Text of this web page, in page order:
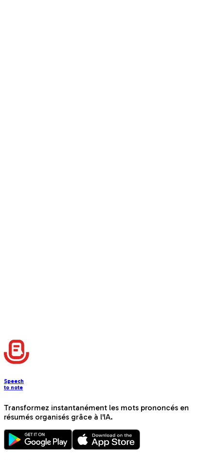
Speech
to note
Transformez instantanément les mots prononcés en
résumés organisés grâce à l'IA.